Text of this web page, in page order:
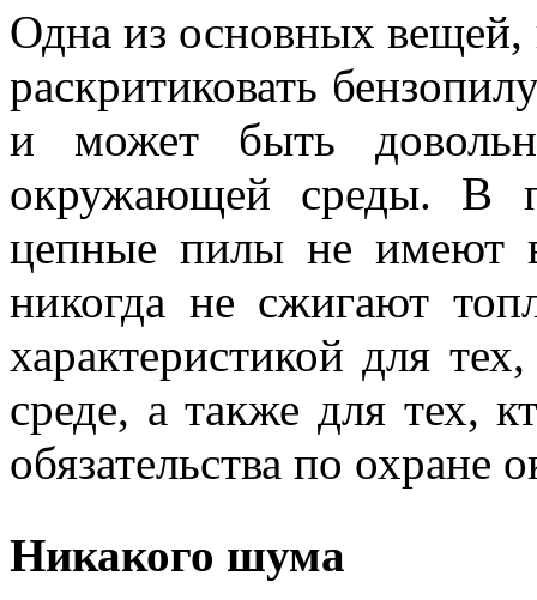
Одна из основных
раскритиковать
и может быть
окружающей среды. В
цепные пилы не имеют
никогда не сжигают
характеристикой для
среде, а также для тех,
обязательства по
Никакого шума